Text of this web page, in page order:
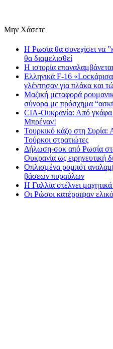
Μην Χάσετε
Η Ρωσία θα συνεχίσει να
θα διαμελισθεί
Η ιστορία
Eλληνικά F-16
γλέντησαν για πλάκα και
Mαζική μεταφορά
σύνορα με πρόσχημα
CIA-Ουκρανία: Από
Μπρέναν!
Τουρκικό κάζο στη Συρία:
Τούρκοι στρατιώτες
Δήλωση-σοκ από Ρωσία
Ουκρανία ως ειρηνευτική
Οπλισμένα ρομπότ
βάσεων πυραύλων
Η Γαλλία στέλνει
Οι Ρώσοι κατέρριψαν